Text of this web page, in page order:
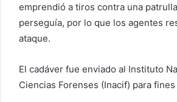
emprendió a tiros contra una
perseguía, por lo que los agentes
ataque.
El cadáver fue enviado al Instituto
Ciencias Forenses (Inacif) para